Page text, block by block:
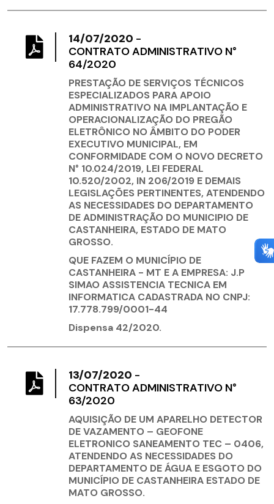
14/07/2020 -
CONTRATO ADMINISTRATIVO N°
64/2020
PRESTAÇÃO DE SERVIÇOS TÉCNICOS
ESPECIALIZADOS PARA APOIO
ADMINISTRATIVO NA IMPLANTAÇÃO E
OPERACIONALIZAÇÃO DO PREGÃO
ELETRÔNICO NO ÂMBITO DO PODER
EXECUTIVO MUNICIPAL, EM
CONFORMIDADE COM O NOVO DECRETO
N° 10.024/2019, LEI FEDERAL
10.520/2002, IN 206/2019 E DEMAIS
LEGISLAÇÕES PERTINENTES, ATENDENDO
AS NECESSIDADES DO DEPARTAMENTO
DE ADMINISTRAÇÃO DO MUNICIPIO DE
CASTANHEIRA, ESTADO DE MATO
GROSSO.
QUE FAZEM O MUNICÍPIO DE
CASTANHEIRA - MT E A EMPRESA: J.P
SIMAO ASSISTENCIA TECNICA EM
INFORMATICA CADASTRADA NO CNPJ:
17.778.799/0001-44
Dispensa 42/2020.
13/07/2020 -
CONTRATO ADMINISTRATIVO N°
63/2020
AQUISIÇÃO DE UM APARELHO DETECTOR
DE VAZAMENTO – GEOFONE
ELETRONICO SANEAMENTO TEC – 0406,
ATENDENDO AS NECESSIDADES DO
DEPARTAMENTO DE ÁGUA E ESGOTO DO
MUNICÍPIO DE CASTANHEIRA ESTADO DE
MATO GROSSO.